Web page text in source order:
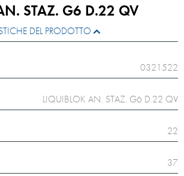
STAZ. G6 D.22 QV
DEL PRODOTTO
0321522
LIQUIBLOK AN. STAZ. G6 D.22 QV
22
37